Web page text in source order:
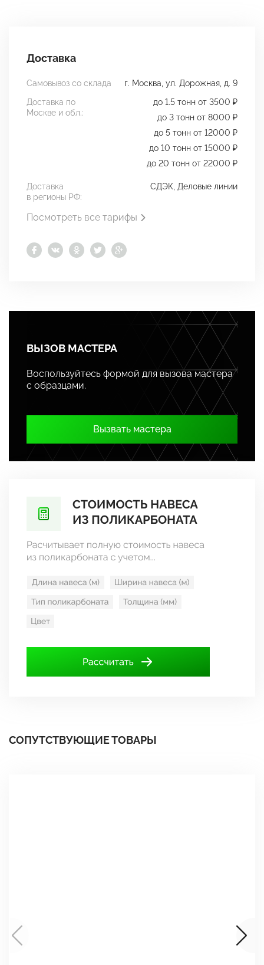
Доставка
Самовывоз со склада
г. Москва, ул. Дорожная, д. 9
Доставка по
Москве и обл.:
до 1.5 тонн от 3500 ₽
до 3 тонн от 8000 ₽
до 5 тонн от 12000 ₽
до 10 тонн от 15000 ₽
до 20 тонн от 22000 ₽
Доставка
в регионы РФ:
СДЭК, Деловые линии
Посмотреть все тарифы
ВЫЗОВ МАСТЕРА
Воспользуйтесь формой для вызова мастера
с образцами.
Вызвать мастера
СОПУТСТВУЮЩИЕ ТОВАРЫ